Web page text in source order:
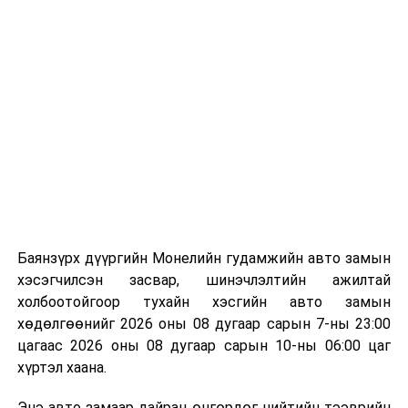
2026 оны 9 дүгээр сарын 13-наас оюутнуудыг
дотуур байранд оруулж эхэлнэ.
Сургууль, цэцэрлэгийн үйл ажиллагааны
зохицуулалт
Баянзүрх дүүргийн Монелийн гудамжийн авто замын
хэсэгчилсэн засвар, шинэчлэлтийн ажилтай
холбоотойгоор тухайн хэсгийн авто замын
хөдөлгөөнийг 2026 оны 08 дугаар сарын 7-ны 23:00
цагаас 2026 оны 08 дугаар сарын 10-ны 06:00 цаг
хүртэл хаана.